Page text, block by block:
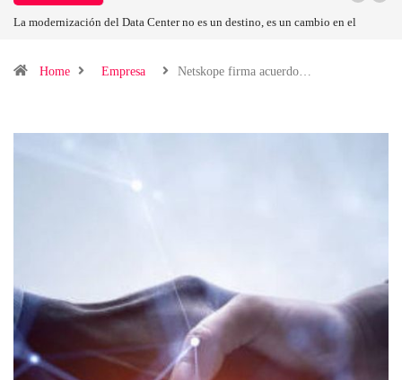
del Data Center no es un destino, es un cambio en el
Los
Home Empresa Netskope firma acuerdo…